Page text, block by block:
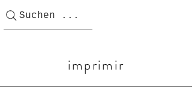
Suchen ...
imprimir